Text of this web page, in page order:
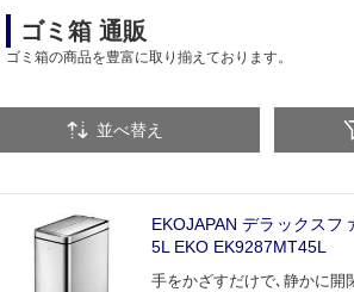
ゴミ箱 通販
ゴミ箱の商品を豊富に取り揃えております。
並べ替え
EKOJAPAN デラックスフ
5L EKO EK9287MT45L
手をかざすだけで､静かに開